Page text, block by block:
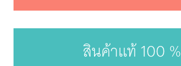
สินค้าแท้ 100 %